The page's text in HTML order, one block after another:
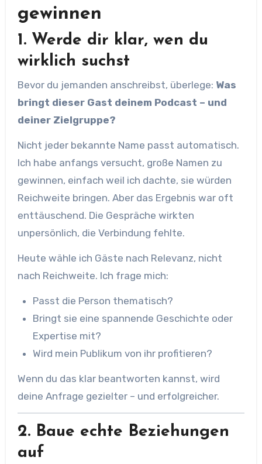
gewinnen
1. Werde dir klar, wen du
wirklich suchst
Bevor du jemanden anschreibst, überlege: Was
bringt dieser Gast deinem Podcast – und
deiner Zielgruppe?
Nicht jeder bekannte Name passt automatisch.
Ich habe anfangs versucht, große Namen zu
gewinnen, einfach weil ich dachte, sie würden
Reichweite bringen. Aber das Ergebnis war oft
enttäuschend. Die Gespräche wirkten
unpersönlich, die Verbindung fehlte.
Heute wähle ich Gäste nach Relevanz, nicht
nach Reichweite. Ich frage mich:
Passt die Person thematisch?
Bringt sie eine spannende Geschichte oder
Expertise mit?
Wird mein Publikum von ihr profitieren?
Wenn du das klar beantworten kannst, wird
deine Anfrage gezielter – und erfolgreicher.
2. Baue echte Beziehungen
auf